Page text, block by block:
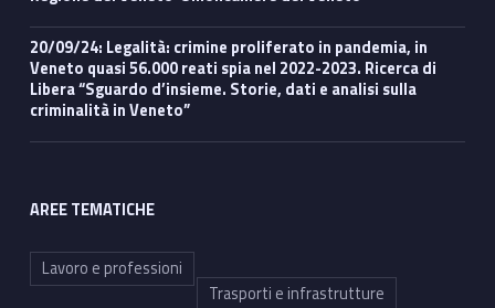
20/09/24: Legalità: crimine proliferato in pandemia, in
Veneto quasi 56.000 reati spia nel 2022-2023. Ricerca di
Libera “Sguardo d’insieme. Storie, dati e analisi sulla
criminalità in Veneto”
AREE TEMATICHE
Lavoro e professioni
Trasporti e infrastrutture